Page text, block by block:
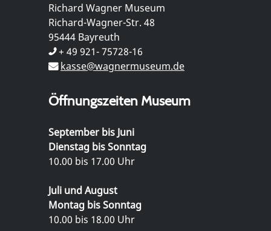
Richard Wagner Museum
Richard-Wagner-Str. 48
95444 Bayreuth
+ 49 921- 75728-16
kasse@wagnermuseum.de
Öffnungszeiten Museum
September bis Juni
Dienstag bis Sonntag
10.00 bis 17.00 Uhr
Juli und August
Montag bis Sonntag
10.00 bis 18.00 Uhr